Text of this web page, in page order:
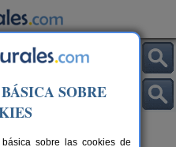
SOBRE
sobre las cookies de